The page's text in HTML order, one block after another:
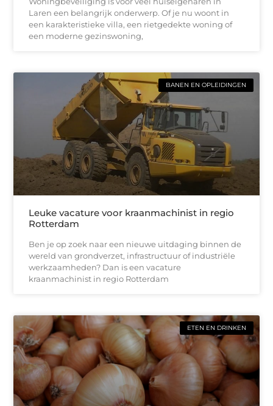
Laren een belangrijk onderwerp. Of je nu woont in
een karakteristieke villa, een rietgedekte woning of
een moderne gezinswoning,
BANEN EN OPLEIDINGEN
Leuke vacature voor kraanmachinist in regio
Rotterdam
Ben je op zoek naar een nieuwe uitdaging binnen de
wereld van grondverzet, infrastructuur of industriële
werkzaamheden? Dan is een vacature
kraanmachinist in regio Rotterdam
ETEN EN DRINKEN